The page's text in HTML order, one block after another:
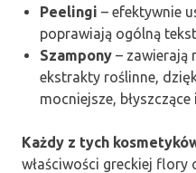
Peelingi – efektywnie
poprawiają ogólną
Szampony – zawierają
ekstrakty roślinne,
mocniejsze,
Każdy z tych
właściwości greckiej flory